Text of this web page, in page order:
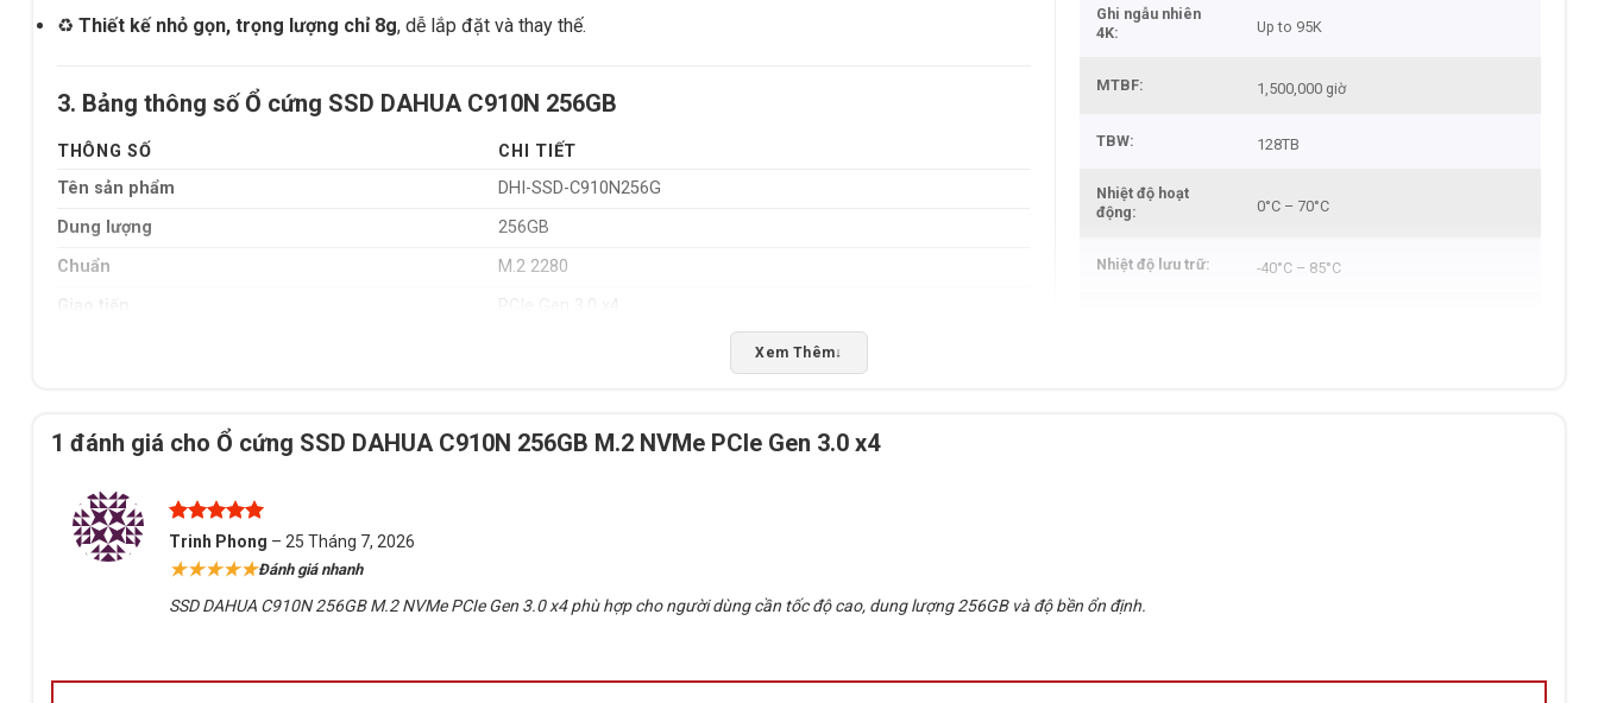
♻ Thiết kế nhỏ gọn, trọng lượng chỉ 8g, dễ lắp đặt và thay thế.
3. Bảng thông số Ổ cứng SSD DAHUA C910N 256GB
THÔNG SỐ
CHI TIẾT
Tên sản phẩm
DHI-SSD-C910N256G
Dung lượng
256GB
Chuẩn
M.2 2280
Đọc ngẫu nhiên 4K
Ghi ngẫu nhiên 4K
MTBF
0°C – 70°C
Ghi ngẫu nhiên
4K
Up to 95K
MTBF 1,500,000 giờ
TBW 128TB
Nhiệt độ hoạt
động
0°C – 70°C
Nhiệt độ lưu trữ -40°C – 85°C
Công suất tiêu
Bảo hành Chính hãng 3 năm
Xem Thêm↓
1 đánh giá cho Ổ cứng SSD DAHUA C910N 256GB M.2 NVMe PCIe Gen 3.0 x4
Được xếp
hạng 5
5
sao
Trinh Phong – 25 Tháng 7, 2026
★★★★★Đánh giá nhanh
SSD DAHUA C910N 256GB M.2 NVMe PCIe Gen 3.0 x4 phù hợp cho người dùng cần tốc độ cao, dung lượng 256GB và độ bền ổn định.